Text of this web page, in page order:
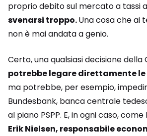
proprio debito sul mercato a tassi
svenarsi troppo.Una cosa che ai
non è mai andata a genio.
Certo, una qualsiasi decisione della
potrebbe legare direttamente le
ma potrebbe, per esempio,
Bundesbank, banca centrale
al piano PSPP. E, in ogni caso,
Erik Nielsen, responsabile